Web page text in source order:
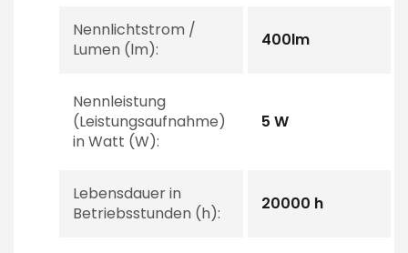
Nennlichtstrom /
Lumen (lm):
400lm
Nennleistung
(Leistungsaufnahme)
in Watt (W):
5 W
Lebensdauer in
Betriebsstunden (h):
20000 h